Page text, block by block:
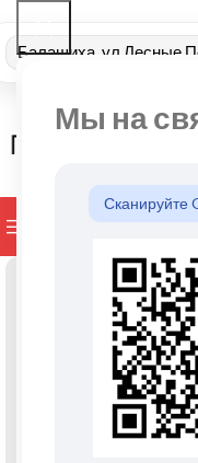
Мы на
Сканируйте
Балашиха, ул Лесные
ПРОСМОТР